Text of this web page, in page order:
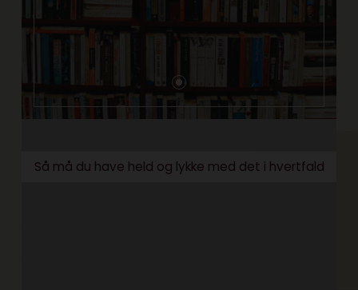
Så må du have held og lykke med det i hvertfald